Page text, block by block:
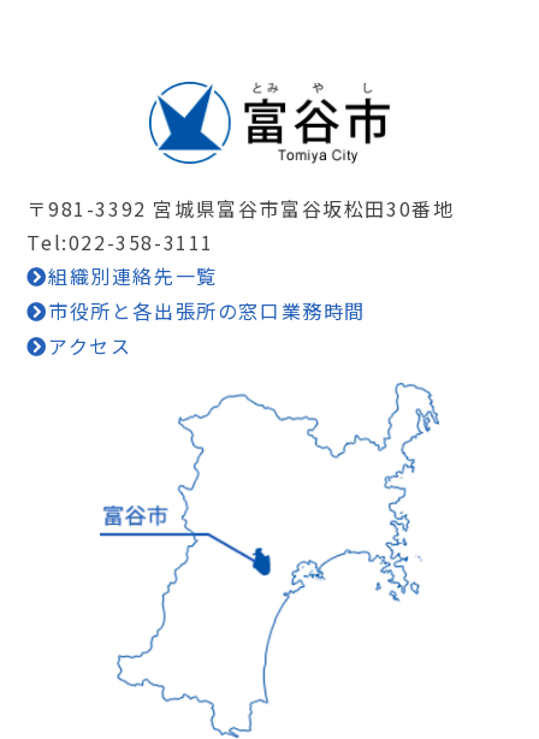
〒981-3392 宮城県富谷市富谷坂松田30番地
Tel:022-358-3111
組織別連絡先一覧
市役所と各出張所の窓口業務時間
アクセス